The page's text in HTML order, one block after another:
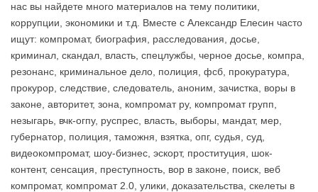
нас вы найдете много материалов на тему политики,
коррупции, экономики и т.д. Вместе с Александр Елесин часто
ищут: компромат, биография, расследования, досье,
криминал, скандал, власть, спецлужбы, черное досье, компра,
резонанс, криминальное дело, полиция, фсб, прокуратура,
прокурор, следствие, следователь, аноним, зачистка, воры в
законе, авторитет, зона, компромат ру, компромат групп,
незыгарь, вчк-огпу, руспрес, власть, выборы, мандат, мер,
губернатор, полиция, таможня, взятка, опг, судья, суд,
видеокомпромат, шоу-бизнес, эскорт, проституция, шок-
контент, сенсация, преступность, вор в законе, поиск, веб
компромат, компромат 2.0, улики, доказательства, скелеты в